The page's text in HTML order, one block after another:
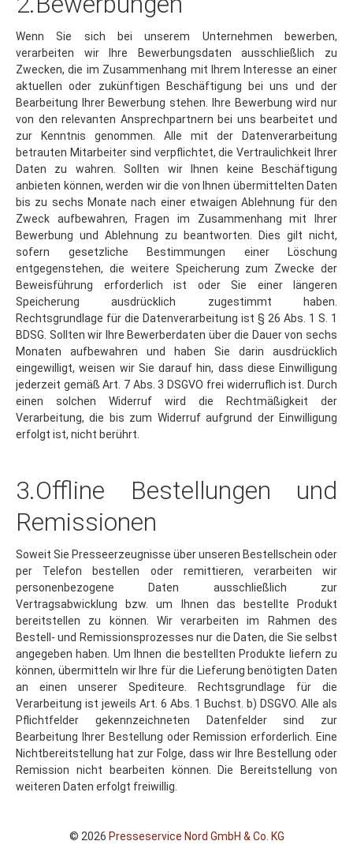
Wenn Sie sich bei unserem Unternehmen bewerben,
verarbeiten wir Ihre Bewerbungsdaten ausschließlich zu
Zwecken, die im Zusammenhang mit Ihrem Interesse an einer
aktuellen oder zukünftigen Beschäftigung bei uns und der
Bearbeitung Ihrer Bewerbung stehen. Ihre Bewerbung wird nur
von den relevanten Ansprechpartnern bei uns bearbeitet und
zur Kenntnis genommen. Alle mit der Datenverarbeitung
betrauten Mitarbeiter sind verpflichtet, die Vertraulichkeit Ihrer
Daten zu wahren. Sollten wir Ihnen keine Beschäftigung
anbieten können, werden wir die von Ihnen übermittelten Daten
bis zu sechs Monate nach einer etwaigen Ablehnung für den
Zweck aufbewahren, Fragen im Zusammenhang mit Ihrer
Bewerbung und Ablehnung zu beantworten. Dies gilt nicht,
sofern gesetzliche Bestimmungen einer Löschung
entgegenstehen, die weitere Speicherung zum Zwecke der
Beweisführung erforderlich ist oder Sie einer längeren
Speicherung ausdrücklich zugestimmt haben.
Rechtsgrundlage für die Datenverarbeitung ist § 26 Abs. 1 S. 1
BDSG. Sollten wir Ihre Bewerberdaten über die Dauer von sechs
Monaten aufbewahren und haben Sie darin ausdrücklich
eingewilligt, weisen wir Sie darauf hin, dass diese Einwilligung
jederzeit gemäß Art. 7 Abs. 3 DSGVO frei widerruflich ist. Durch
einen solchen Widerruf wird die Rechtmäßigkeit der
Verarbeitung, die bis zum Widerruf aufgrund der Einwilligung
erfolgt ist, nicht berührt.
3.Offline Bestellungen und
Remissionen
per Telefon bestellen oder remittieren, verarbeiten wir
personenbezogene Daten ausschließlich zur
Vertragsabwicklung bzw. um Ihnen das bestellte Produkt
bereitstellen zu können. Wir verarbeiten im Rahmen des
Bestell- und Remissionsprozesses nur die Daten, die Sie selbst
angegeben haben. Um Ihnen die bestellten Produkte liefern zu
können, übermitteln wir Ihre für die Lieferung benötigten Daten
an einen unserer Spediteure. Rechtsgrundlage für die
Verarbeitung ist jeweils Art. 6 Abs. 1 Buchst. b) DSGVO. Alle als
Pflichtfelder gekennzeichneten Datenfelder sind zur
Bearbeitung Ihrer Bestellung oder Remission erforderlich. Eine
Nichtbereitstellung hat zur Folge, dass wir Ihre Bestellung oder
Remission nicht bearbeiten können. Die Bereitstellung von
weiteren Daten erfolgt freiwillig.